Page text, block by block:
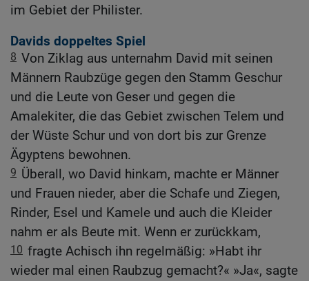
im Gebiet der Philister.
Davids doppeltes Spiel
8 Von Ziklag aus unternahm David mit seinen
Männern Raubzüge gegen den Stamm Geschur
und die Leute von Geser und gegen die
Amalekiter, die das Gebiet zwischen Telem und
der Wüste Schur und von dort bis zur Grenze
Ägyptens bewohnen.
9 Überall, wo David hinkam, machte er Männer
und Frauen nieder, aber die Schafe und Ziegen,
Rinder, Esel und Kamele und auch die Kleider
nahm er als Beute mit. Wenn er zurückkam,
10 fragte Achisch ihn regelmäßig: »Habt ihr
wieder mal einen Raubzug gemacht?« »Ja«, sagte